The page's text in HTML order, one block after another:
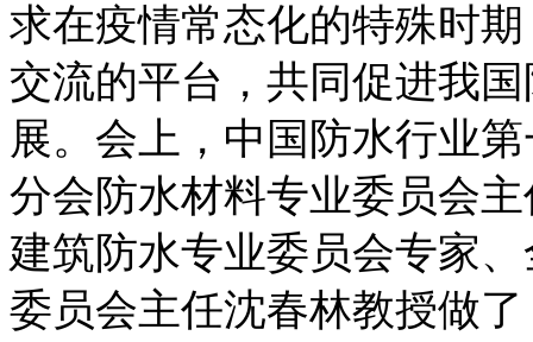
求在疫情常态化的特殊时
交流的平台，共同促进我
展。会上，中国防水行业
分会防水材料专业委员会
建筑防水专业委员会专家
委员会主任沈春林教授做